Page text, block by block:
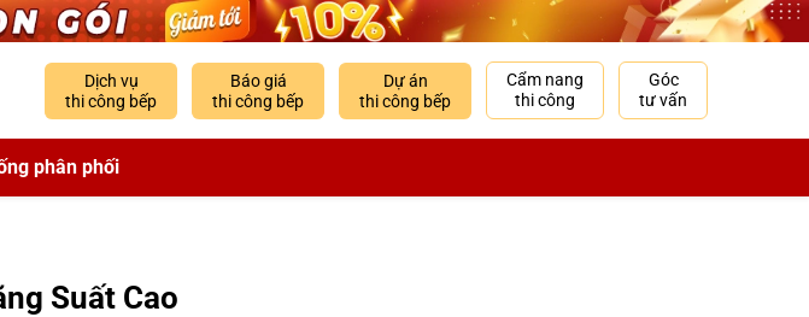
Dịch vụ
thi công bếp
Báo giá
thi công bếp
Dự án
thi công bếp
Cẩm nang
thi công
Góc
tư vấn
phân phối
Suất Cao